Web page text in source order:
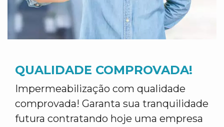
QUALIDADE COMPROVADA!
Impermeabilização com qualidade
comprovada! Garanta sua tranquilidade
futura contratando hoje uma empresa